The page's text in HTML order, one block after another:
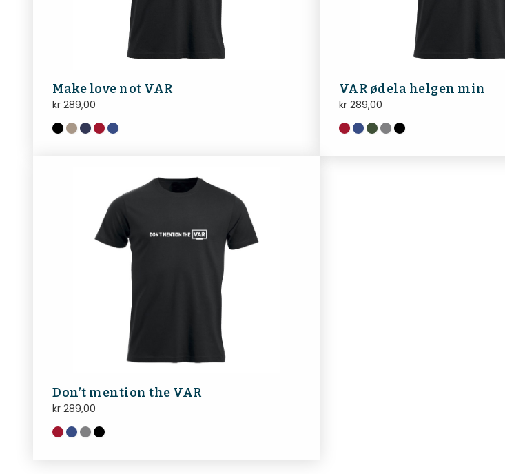
Make love not VAR
kr 289,00
VAR ødela helgen min
kr289,00
Don’t mention the VAR
kr 289,00